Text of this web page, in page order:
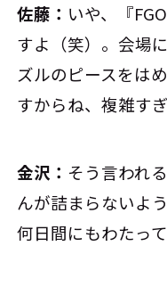
佐藤： いや、『
すよ（笑）。会場
ズルのピースをは
すからね、複雑すぎ
金沢： そう言われ
んが詰まらないよ
何日間にもわたっ